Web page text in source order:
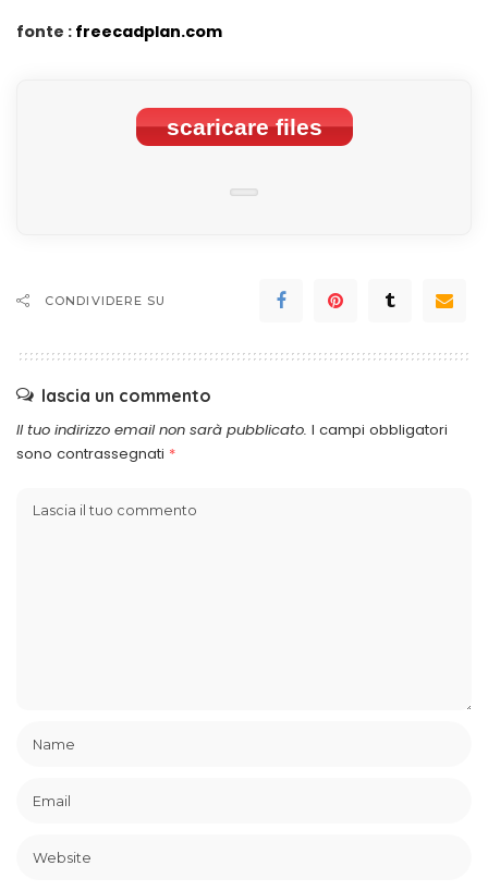
fonte : freecadplan.com
scaricare files
CONDIVIDERE SU
lascia un commento
Il tuo indirizzo email non sarà pubblicato. I campi obbligatori
sono contrassegnati *